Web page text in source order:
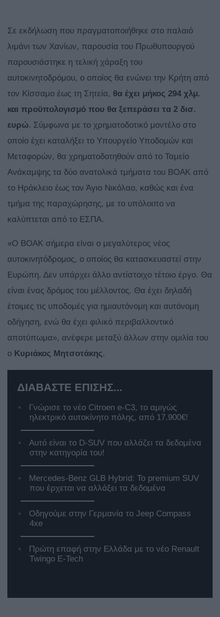
Σε εκδήλωση που πραγματοποιήθηκε στο παλαιό
λιμάνι των Χανίων, παρουσία του Πρωθυπουργού
παρουσιάστηκε η τελική χάραξη του
αυτοκινητοδρόμου, ο οποίος θα ενώνει την Κρήτη από
τον Κίσσαμο έως τη Σητεία, θα έχει μήκος 294 χλμ.
και προϋπολογισμό που θα ξεπεράσει τα 2 δισ.
ευρώ. Σύμφωνα με το χρηματοδοτικό μοντέλο στο
οποίο έχει καταλήξει το Υπουργείο Υποδομών και
Μεταφορών, θα χρηματοδοτηθούν από το Ταμείο
Ανάκαμψης τα δύο ανατολικά τμήματα του ΒΟΑΚ από
το Ηράκλειο έως τον Άγιο Νικόλαο, καθώς και ένα
τμήμα της παραχώρησης, με το υπόλοιπο να
καλύπτεται από το ΕΣΠΑ.
«Ο ΒΟΑΚ σήμερα είναι ο μεγαλύτερος νέος
αυτοκινητόδρομος, ο οποίος θα κατασκευαστεί στην
Ευρώπη. Δεν υπάρχει άλλο αντίστοιχο τέτοιο έργο. Θα
είναι ένας δρόμος του μέλλοντος. Θα έχει δηλαδή
έτοιμες τις υποδομές για ημιαυτόνομη και αυτόνομη
οδήγηση, ενώ θα έχει φιλικό περιβαλλοντικό
αποτύπωμα», ανέφερε μεταξύ άλλων στην ομιλία του
ο Κυριάκος Μητσοτάκης.
ΔΙΑΒΑΣΤΕ ΕΠΙΣΗΣ...
Γνώρισε το νέο Citroen e-C3, το αμιγώς
ηλεκτρικό αυτοκίνητο πόλης, από 17.900€!
Αυτό είναι το D-SUV που αλλάζει τα δεδομένα
στην κατηγορία του!
Mercedes-Benz GLB Hybrid: Το premium SUV
που έρχεται να αλλάξει τα δεδομένα
Οδηγούμε στην Γερμανία το Jeep Compass
4xe
Πρώτη επαφή στην Ελλάδα με το νέο Renault
Twingo E-Tech